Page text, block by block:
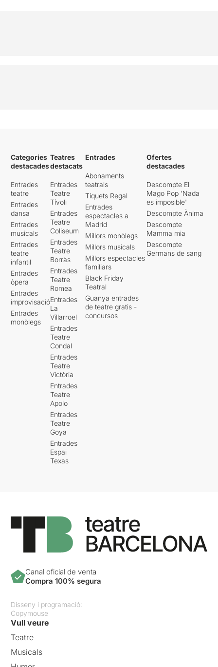
Categories
destacades
Entrades
teatre
Entrades
dansa
Entrades
musicals
Entrades
teatre
infantil
Entrades
òpera
Entrades
improvisació
Entrades
monòlegs
Teatres
destacats
Entrades
Teatre
Tívoli
Entrades
Teatre
Coliseum
Entrades
Teatre
Borràs
Entrades
Teatre
Romea
Entrades
La
Villarroel
Entrades
Teatre
Condal
Entrades
Teatre
Victòria
Entrades
Teatre
Apolo
Entrades
Teatre
Goya
Entrades
Espai
Texas
Entrades
Abonaments
teatrals
Tiquets Regal
Entrades
espectacles a
Madrid
Millors monòlegs
Millors musicals
Millors espectacles
familiars
Black Friday
Teatral
Guanya entrades
de teatre gratis -
concursos
Ofertes
destacades
Descompte El
Mago Pop 'Nada
es imposible'
Descompte Ànima
Descompte
Mamma mia
Descompte
Germans de sang
Canal oficial de venta
Compra 100% segura
Disseny i programació:
Copymouse
Vull veure
Teatre
Musicals